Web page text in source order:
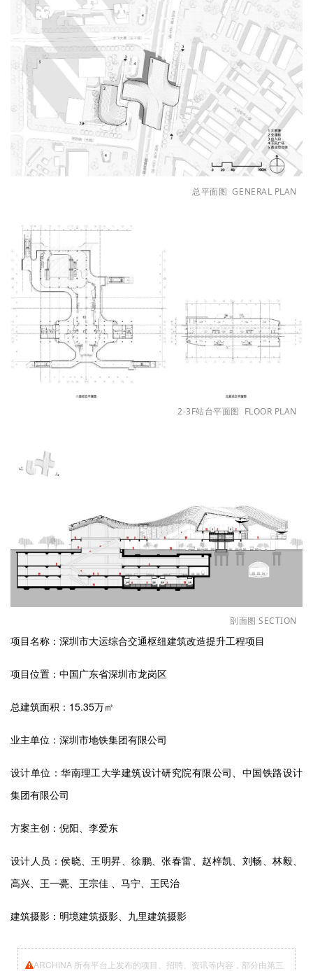
总平面图 GENERAL PLAN
2-3F站台平面图 FLOOR PLAN
剖面图SECTION
项目名称：深圳市大运综合交通枢纽建筑改造提升工程项目
项目位置：中国广东省深圳市龙岗区
总建筑面积：15.35万㎡
业主单位：深圳市地铁集团有限公司
设计单位：华南理工大学建筑设计研究院有限公司、中国铁路设计
集团有限公司
方案主创：倪阳、李爱东
设计人员：侯晓、王明昇、徐鹏、张春雷、赵梓凯、刘畅、林毅、
高兴、王一甍、王宗佳 、马宁、王民治
建筑摄影：明境建筑摄影、九里建筑摄影
ARCHINA 所有平台上发布的项目、招聘、资讯等内容，部分由第三